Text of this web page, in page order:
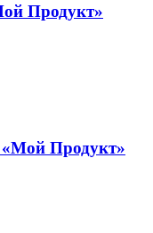
Продукт»
Продукт»